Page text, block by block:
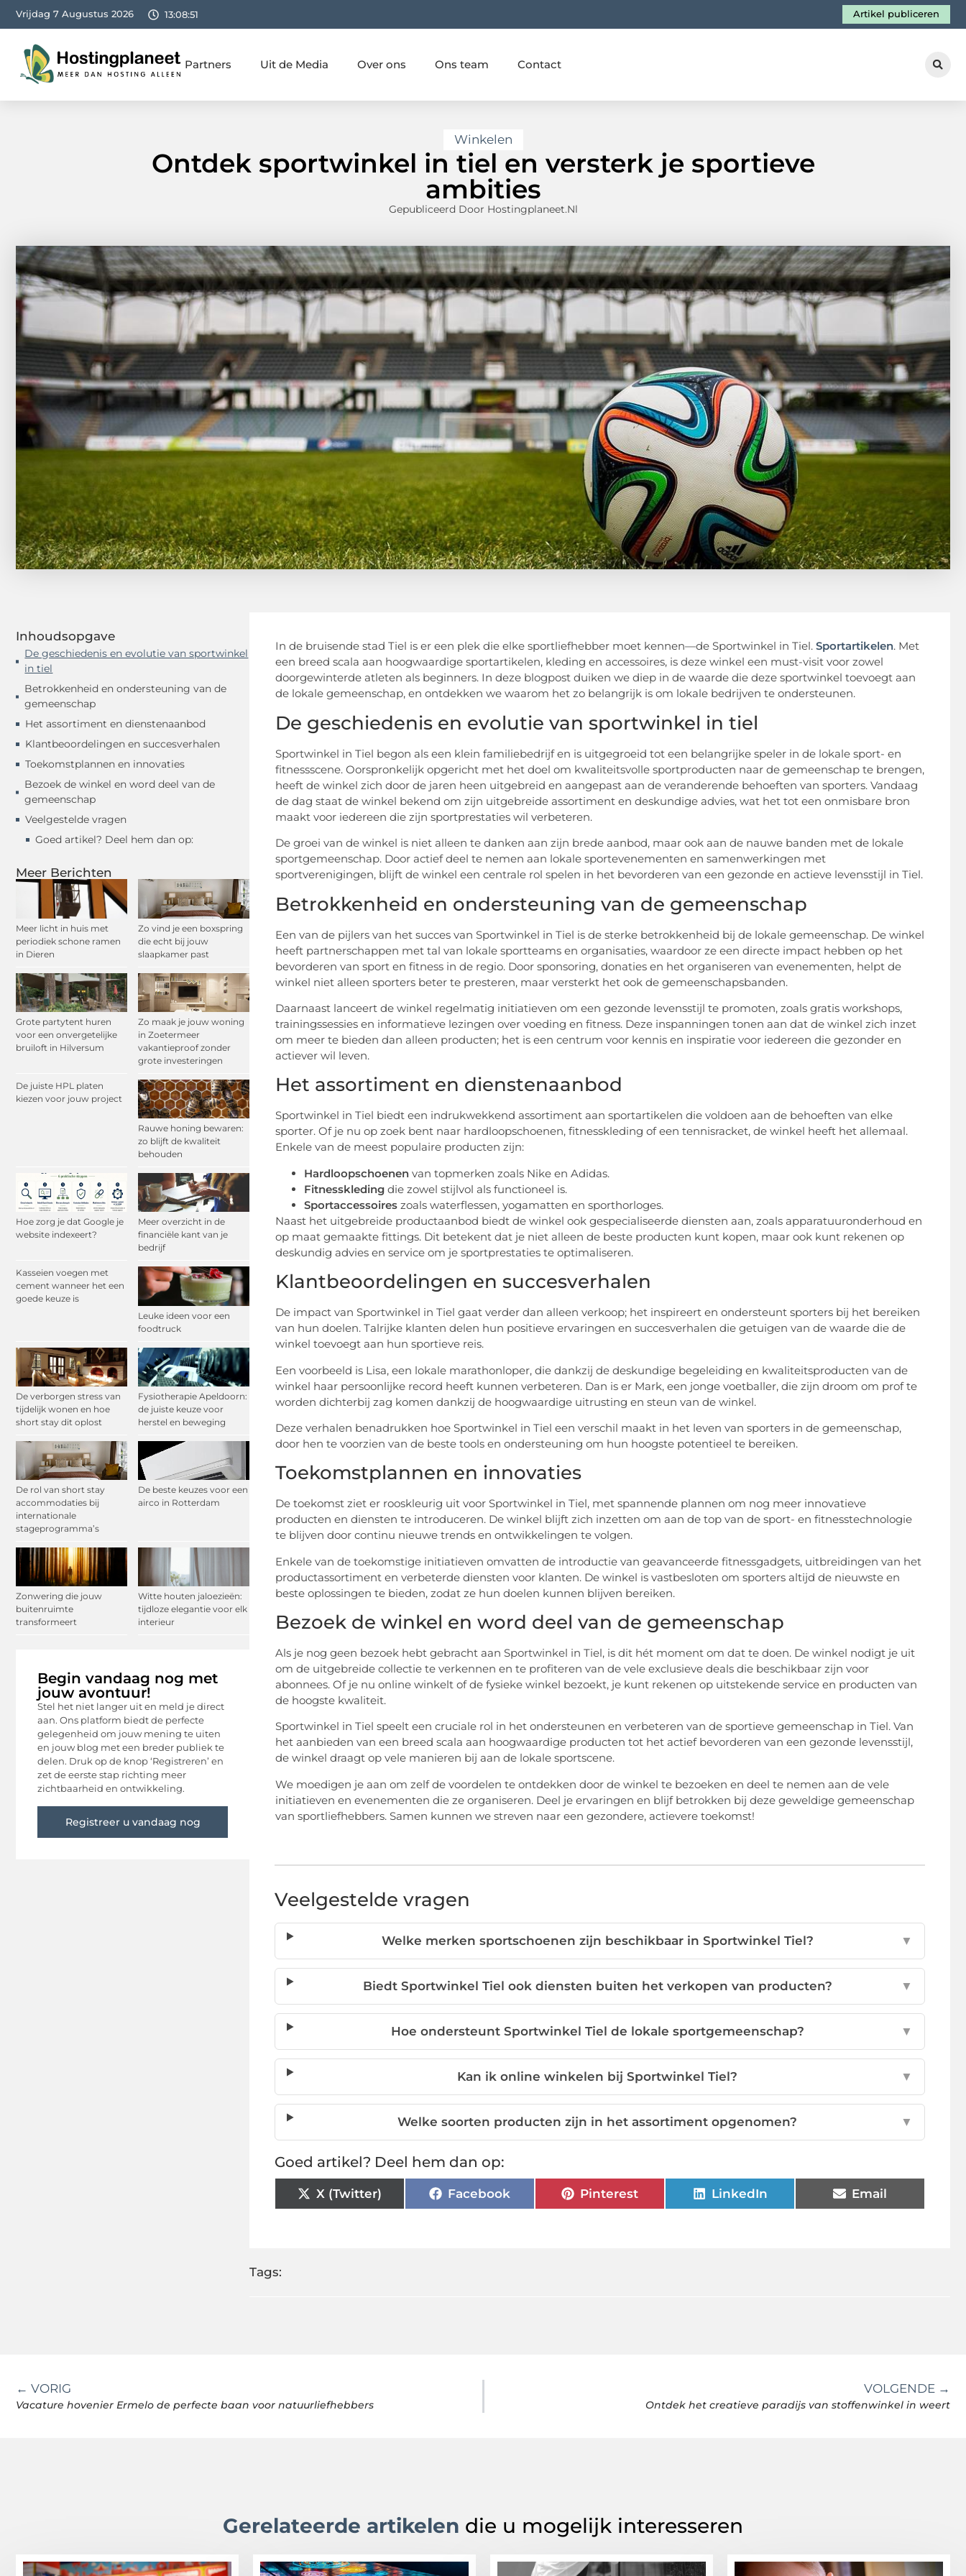
Vrijdag 7 Augustus 2026 13:08:52 Artikel publiceren
Partners Uit de Media Over ons Ons team Contact
Winkelen
Ontdek sportwinkel in tiel en versterk je sportieve
ambities
Gepubliceerd Door Hostingplaneet.nl
Inhoudsopgave
De geschiedenis en evolutie van sportwinkel
in tiel
Betrokkenheid en ondersteuning van de
gemeenschap
Het assortiment en dienstenaanbod
Klantbeoordelingen en succesverhalen
Toekomstplannen en innovaties
Bezoek de winkel en word deel van de
gemeenschap
Veelgestelde vragen
Goed artikel? Deel hem dan op:
Meer Berichten
Meer licht in huis met
periodiek schone ramen
in Dieren
Zo vind je een boxspring
die echt bij jouw
slaapkamer past
Grote partytent huren
voor een onvergetelijke
bruiloft in Hilversum
Zo maak je jouw woning
in Zoetermeer
vakantieproof zonder
grote investeringen
De juiste HPL platen
kiezen voor jouw project
Rauwe honing bewaren:
zo blijft de kwaliteit
behouden
Hoe zorg je dat Google je
website indexeert?
Meer overzicht in de
financiële kant van je
bedrijf
Kasseien voegen met
cement wanneer het een
goede keuze is
Leuke ideen voor een
foodtruck
De verborgen stress van
tijdelijk wonen en hoe
short stay dit oplost
Fysiotherapie Apeldoorn:
de juiste keuze voor
herstel en beweging
De rol van short stay
accommodaties bij
internationale
stageprogramma’s
De beste keuzes voor een
airco in Rotterdam
Zonwering die jouw
buitenruimte
transformeert
Witte houten jaloezieën:
tijdloze elegantie voor elk
interieur
Begin vandaag nog met
jouw avontuur!
Stel het niet langer uit en meld je direct
aan. Ons platform biedt de perfecte
gelegenheid om jouw mening te uiten
en jouw blog met een breder publiek te
delen. Druk op de knop ‘Registreren’ en
zet de eerste stap richting meer
zichtbaarheid en ontwikkeling.
Registreer u vandaag nog
In de bruisende stad Tiel is er een plek die elke sportliefhebber moet kennen—de Sportwinkel in Tiel. Sportartikelen. Met
een breed scala aan hoogwaardige sportartikelen, kleding en accessoires, is deze winkel een must-visit voor zowel
doorgewinterde atleten als beginners. In deze blogpost duiken we diep in de waarde die deze sportwinkel toevoegt aan
de lokale gemeenschap, en ontdekken we waarom het zo belangrijk is om lokale bedrijven te ondersteunen.
De geschiedenis en evolutie van sportwinkel in tiel
Sportwinkel in Tiel begon als een klein familiebedrijf en is uitgegroeid tot een belangrijke speler in de lokale sport- en
fitnessscene. Oorspronkelijk opgericht met het doel om kwaliteitsvolle sportproducten naar de gemeenschap te brengen,
heeft de winkel zich door de jaren heen uitgebreid en aangepast aan de veranderende behoeften van sporters. Vandaag
de dag staat de winkel bekend om zijn uitgebreide assortiment en deskundige advies, wat het tot een onmisbare bron
maakt voor iedereen die zijn sportprestaties wil verbeteren.
De groei van de winkel is niet alleen te danken aan zijn brede aanbod, maar ook aan de nauwe banden met de lokale
sportgemeenschap. Door actief deel te nemen aan lokale sportevenementen en samenwerkingen met
sportverenigingen, blijft de winkel een centrale rol spelen in het bevorderen van een gezonde en actieve levensstijl in Tiel.
Betrokkenheid en ondersteuning van de gemeenschap
Een van de pijlers van het succes van Sportwinkel in Tiel is de sterke betrokkenheid bij de lokale gemeenschap. De winkel
heeft partnerschappen met tal van lokale sportteams en organisaties, waardoor ze een directe impact hebben op het
bevorderen van sport en fitness in de regio. Door sponsoring, donaties en het organiseren van evenementen, helpt de
winkel niet alleen sporters beter te presteren, maar versterkt het ook de gemeenschapsbanden.
Daarnaast lanceert de winkel regelmatig initiatieven om een gezonde levensstijl te promoten, zoals gratis workshops,
trainingssessies en informatieve lezingen over voeding en fitness. Deze inspanningen tonen aan dat de winkel zich inzet
om meer te bieden dan alleen producten; het is een centrum voor kennis en inspiratie voor iedereen die gezonder en
actiever wil leven.
Het assortiment en dienstenaanbod
Sportwinkel in Tiel biedt een indrukwekkend assortiment aan sportartikelen die voldoen aan de behoeften van elke
sporter. Of je nu op zoek bent naar hardloopschoenen, fitnesskleding of een tennisracket, de winkel heeft het allemaal.
Enkele van de meest populaire producten zijn:
Hardloopschoenen van topmerken zoals Nike en Adidas.
Fitnesskleding die zowel stijlvol als functioneel is.
Sportaccessoires zoals waterflessen, yogamatten en sporthorloges.
Naast het uitgebreide productaanbod biedt de winkel ook gespecialiseerde diensten aan, zoals apparatuuronderhoud en
op maat gemaakte fittings. Dit betekent dat je niet alleen de beste producten kunt kopen, maar ook kunt rekenen op
deskundig advies en service om je sportprestaties te optimaliseren.
Klantbeoordelingen en succesverhalen
De impact van Sportwinkel in Tiel gaat verder dan alleen verkoop; het inspireert en ondersteunt sporters bij het bereiken
van hun doelen. Talrijke klanten delen hun positieve ervaringen en succesverhalen die getuigen van de waarde die de
winkel toevoegt aan hun sportieve reis.
Een voorbeeld is Lisa, een lokale marathonloper, die dankzij de deskundige begeleiding en kwaliteitsproducten van de
winkel haar persoonlijke record heeft kunnen verbeteren. Dan is er Mark, een jonge voetballer, die zijn droom om prof te
worden dichterbij zag komen dankzij de hoogwaardige uitrusting en steun van de winkel.
Deze verhalen benadrukken hoe Sportwinkel in Tiel een verschil maakt in het leven van sporters in de gemeenschap,
door hen te voorzien van de beste tools en ondersteuning om hun hoogste potentieel te bereiken.
Toekomstplannen en innovaties
De toekomst ziet er rooskleurig uit voor Sportwinkel in Tiel, met spannende plannen om nog meer innovatieve
producten en diensten te introduceren. De winkel blijft zich inzetten om aan de top van de sport- en fitnesstechnologie
te blijven door continu nieuwe trends en ontwikkelingen te volgen.
Enkele van de toekomstige initiatieven omvatten de introductie van geavanceerde fitnessgadgets, uitbreidingen van het
productassortiment en verbeterde diensten voor klanten. De winkel is vastbesloten om sporters altijd de nieuwste en
beste oplossingen te bieden, zodat ze hun doelen kunnen blijven bereiken.
Bezoek de winkel en word deel van de gemeenschap
Als je nog geen bezoek hebt gebracht aan Sportwinkel in Tiel, is dit hét moment om dat te doen. De winkel nodigt je uit
om de uitgebreide collectie te verkennen en te profiteren van de vele exclusieve deals die beschikbaar zijn voor
abonnees. Of je nu online winkelt of de fysieke winkel bezoekt, je kunt rekenen op uitstekende service en producten van
de hoogste kwaliteit.
Sportwinkel in Tiel speelt een cruciale rol in het ondersteunen en verbeteren van de sportieve gemeenschap in Tiel. Van
het aanbieden van een breed scala aan hoogwaardige producten tot het actief bevorderen van een gezonde levensstijl,
de winkel draagt op vele manieren bij aan de lokale sportscene.
We moedigen je aan om zelf de voordelen te ontdekken door de winkel te bezoeken en deel te nemen aan de vele
initiatieven en evenementen die ze organiseren. Deel je ervaringen en blijf betrokken bij deze geweldige gemeenschap
van sportliefhebbers. Samen kunnen we streven naar een gezondere, actievere toekomst!
Veelgestelde vragen
Welke merken sportschoenen zijn beschikbaar in Sportwinkel Tiel? ▼
Biedt Sportwinkel Tiel ook diensten buiten het verkopen van producten? ▼
Hoe ondersteunt Sportwinkel Tiel de lokale sportgemeenschap? ▼
Kan ik online winkelen bij Sportwinkel Tiel? ▼
Welke soorten producten zijn in het assortiment opgenomen? ▼
Goed artikel? Deel hem dan op:
X (Twitter) Facebook Pinterest LinkedIn Email
Tags:
← VORIG
Vacature hovenier Ermelo de perfecte baan voor natuurliefhebbers
VOLGENDE →
Ontdek het creatieve paradijs van stoffenwinkel in weert
Gerelateerde artikelen die u mogelijk interesseren